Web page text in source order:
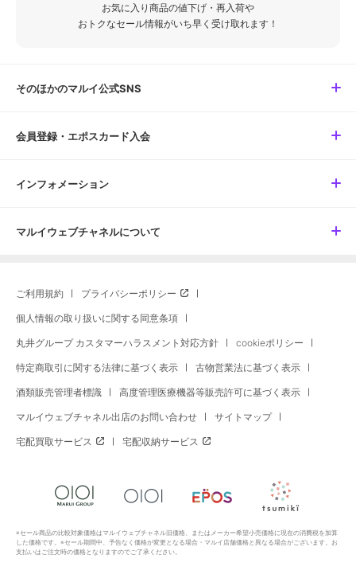
お気に入り商品の値下げ・再入荷や
おトクなセール情報がいち早く受け取れます！
そのほかのマルイ公式SNS
会員登録・エポスカード入会
インフォメーション
マルイウェブチャネルについて
ご利用規約 プライバシーポリシー
個人情報の取り扱いに関する同意条項
丸井グループ カスタマーハラスメント対応方針 cookieポリシー
特定商取引に関する法律に基づく表示 古物営業法に基づく表示
酒類販売管理者標識 高度管理医療機器等販売許可に基づく表示
マルイウェブチャネル出店のお問い合わせ サイトマップ
宅配買取サービス 宅配収納サービス
※セール商品の比較対象価格はマルイウェブチャネル旧価格、またはメーカー希望小売価格に現在の消費税を加算
した価格です。※セール期間中、予告なく価格が変更となる場合・マルイ店舗価格と異なる場合がございます。お
支払いはご注文時の価格となりますのでご了承ください。